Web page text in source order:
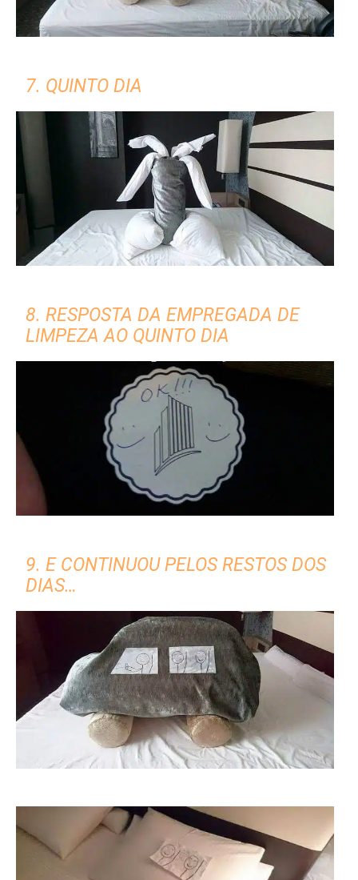
7. QUINTO DIA
8. RESPOSTA DA EMPREGADA DE
LIMPEZA AO QUINTO DIA
9. E CONTINUOU PELOS RESTOS DOS
DIAS…